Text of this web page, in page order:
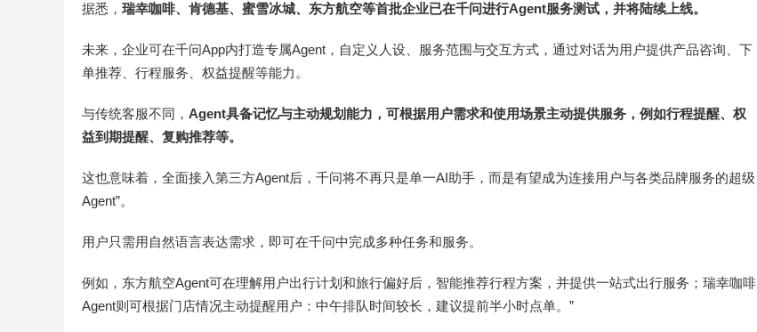
据悉， 瑞幸咖啡、肯德基、蜜雪冰城、东方航空等首批企业已在千问进行Agent服务测试，并将陆续上线。
未来，企业可在千问App内打造专属Agent，自定义人设、服务范围与交互方式，通过对话为用户提供产品咨询、下
单推荐、行程服务、权益提醒等能力。
与传统客服不同， Agent具备记忆与主动规划能力，可根据用户需求和使用场景主动提供服务，例如行程提醒、权
益到期提醒、复购推荐等。
这也意味着，全面接入第三方Agent后，千问将不再只是单一AI助手，而是有望成为连接用户与各类品牌服务的超级
Agent”。
用户只需用自然语言表达需求，即可在千问中完成多种任务和服务。
例如，东方航空Agent可在理解用户出行计划和旅行偏好后，智能推荐行程方案，并提供一站式出行服务；瑞幸咖啡
Agent则可根据门店情况主动提醒用户：中午排队时间较长，建议提前半小时点单。”